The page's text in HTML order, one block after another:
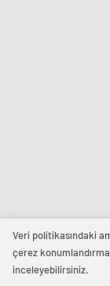
Veri politikasındaki
çerez
inceleyebilirsiniz.